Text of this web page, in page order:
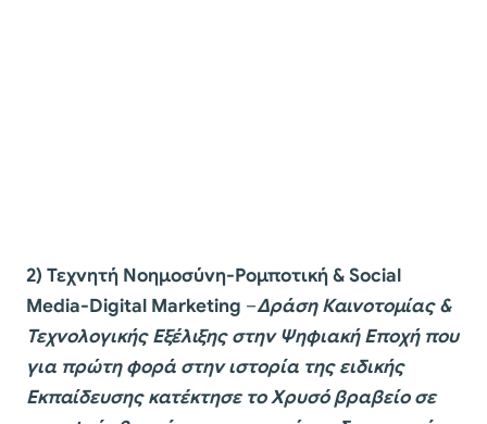
2) Τεχνητή Νοημοσύνη-Ρομποτική & Social
Media-Digital Marketing –Δράση Καινοτομίας &
Τεχνολογικής Εξέλιξης στην Ψηφιακή Εποχή που
για πρώτη φορά στην ιστορία της ειδικής
Εκπαίδευσης κατέκτησε το Χρυσό βραβείο σε